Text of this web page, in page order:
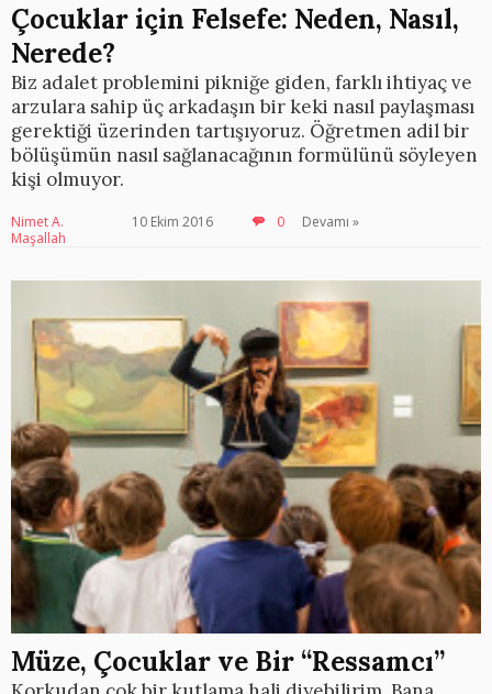
Çocuklar için Felsefe: Neden, Nasıl,
Nerede?
Biz adalet problemini pikniğe giden, farklı ihtiyaç ve
arzulara sahip üç arkadaşın bir keki nasıl paylaşması
gerektiği üzerinden tartışıyoruz. Öğretmen adil bir
bölüşümün nasıl sağlanacağının formülünü söyleyen
kişi olmuyor.
Nimet A.
Maşallah
10 Ekim 2016 0 Devamı »
Müze, Çocuklar ve Bir “Ressamcı”